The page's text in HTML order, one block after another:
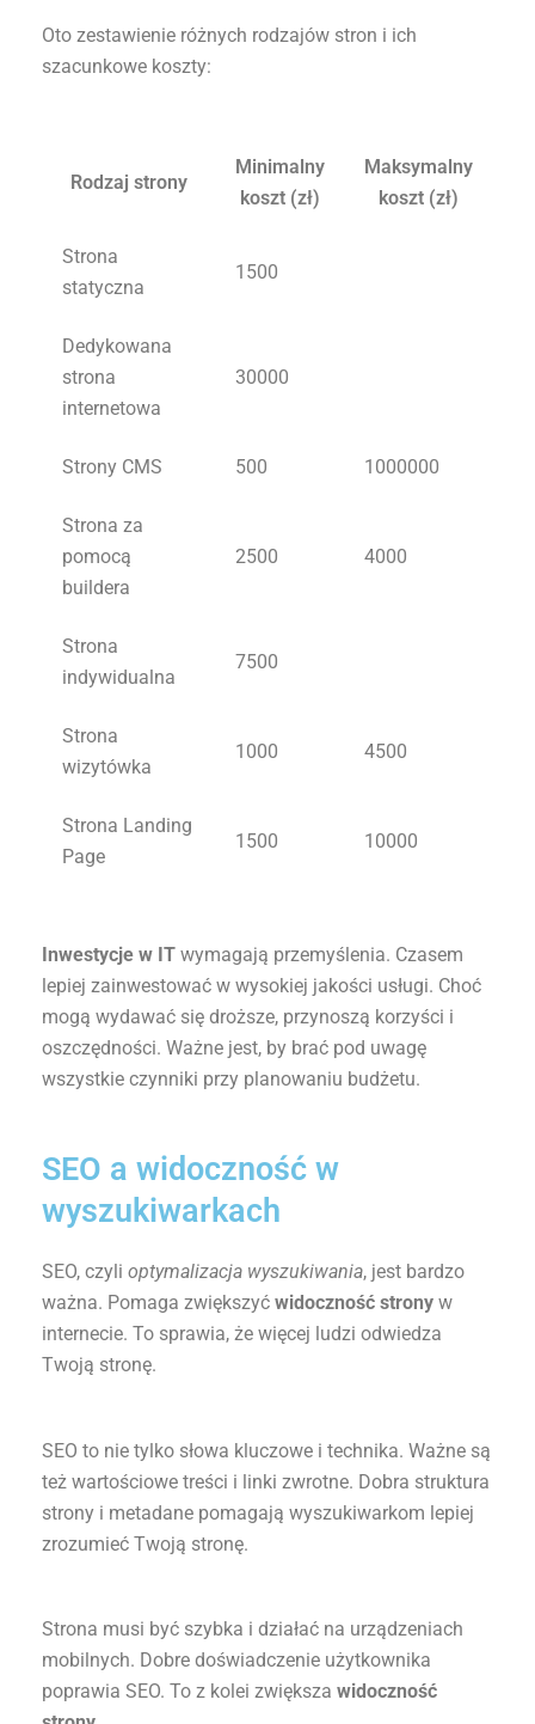
Oto zestawienie różnych rodzajów stron i ich
szacunkowe koszty:
Rodzaj strony
Minimalny
koszt (zł)
Maksymalny
koszt (zł)
Strona
statyczna
1500
Dedykowana
strona
internetowa
30000
Strony CMS 500 1000000
Strona za
pomocą
buildera
2500 4000
Strona
indywidualna
7500
Strona
wizytówka
1000 4500
Strona Landing
Page
1500 10000
Inwestycje w ITwymagają przemyślenia. Czasem
lepiej zainwestować w wysokiej jakości usługi. Choć
mogą wydawać się droższe, przynoszą korzyści i
oszczędności. Ważne jest, by brać pod uwagę
wszystkie czynniki przy planowaniu budżetu.
SEO a widoczność w
wyszukiwarkach
SEO, czyli optymalizacja wyszukiwania, jest bardzo
ważna. Pomaga zwiększyć widoczność stronyw
internecie. To sprawia, że więcej ludzi odwiedza
Twoją stronę.
SEO to nie tylko słowa kluczowe i technika. Ważne są
też wartościowe treści i linki zwrotne. Dobra struktura
strony i metadane pomagają wyszukiwarkom lepiej
zrozumieć Twoją stronę.
Strona musi być szybka i działać na urządzeniach
mobilnych. Dobre doświadczenie użytkownika
poprawia SEO. To z kolei zwiększa widoczność